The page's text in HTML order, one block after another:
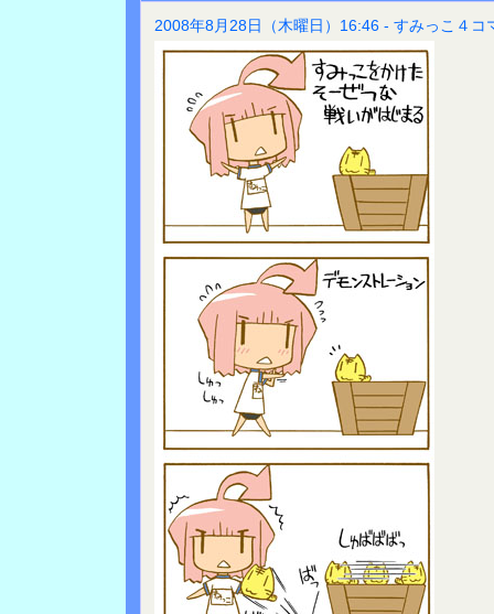
2008年8月28日（木曜日）16:46 - すみっこ４コ